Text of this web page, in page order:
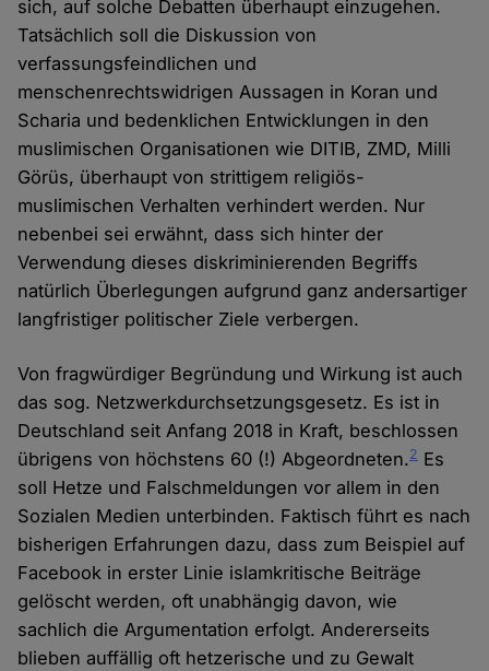
sich, auf solche Debatten überhaupt einzugehen.
Tatsächlich soll die Diskussion von
verfassungsfeindlichen und
menschenrechtswidrigen Aussagen in Koran und
Scharia und bedenklichen Entwicklungen in den
muslimischen Organisationen wie DITIB, ZMD, Milli
Görüs, überhaupt von strittigem religiös-
muslimischen Verhalten verhindert werden. Nur
nebenbei sei erwähnt, dass sich hinter der
Verwendung dieses diskriminierenden Begriffs
natürlich Überlegungen aufgrund ganz andersartiger
langfristiger politischer Ziele verbergen.
Von fragwürdiger Begründung und Wirkung ist auch
das sog. Netzwerkdurchsetzungsgesetz. Es ist in
Deutschland seit Anfang 2018 in Kraft, beschlossen
übrigens von höchstens 60 (!) Abgeordneten.2 Es
soll Hetze und Falschmeldungen vor allem in den
Sozialen Medien unterbinden. Faktisch führt es nach
bisherigen Erfahrungen dazu, dass zum Beispiel auf
Facebook in erster Linie islamkritische Beiträge
gelöscht werden, oft unabhängig davon, wie
sachlich die Argumentation erfolgt. Andererseits
blieben auffällig oft hetzerische und zu Gewalt